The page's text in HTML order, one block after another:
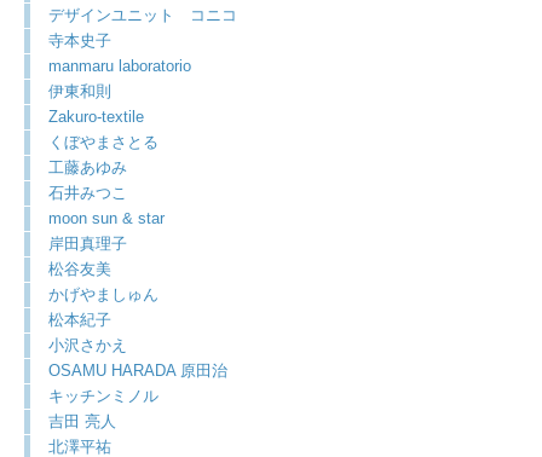
デザインユニット コニコ
寺本史子
manmaru laboratorio
伊東和則
Zakuro-textile
くぼやまさとる
工藤あゆみ
石井みつこ
moon sun & star
岸田真理子
松谷友美
かげやましゅん
松本紀子
小沢さかえ
OSAMU HARADA 原田治
キッチンミノル
吉田 亮人
北澤平祐